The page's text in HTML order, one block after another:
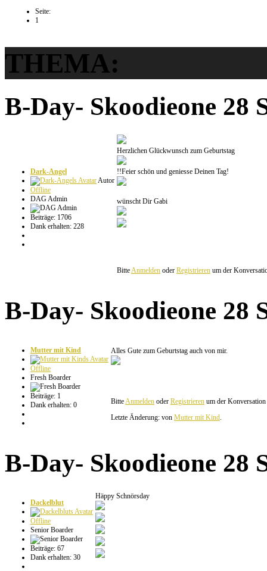
Seite:
1
THEMA:
B-Day- Skoodieone 28
Dark-Angel
Autor
Offline
DAG Admin
Beiträge: 1706
Dank erhalten: 228
Herzlichen Glückwunsch zum Geburtstag
!!Feier schön und geniesse Deinen Tag!
wünscht Dir Gabi
BitteAnmelden oder Registrieren um der
B-Day- Skoodieone 28
Mutter mit Kind
Offline
Fresh Boarder
Beiträge: 1
Dank erhalten: 0
Alles Gute zum Geburtstag auch von mir.
BitteAnmelden oder Registrieren um der Konversation
Letzte Änderung: von Mutter mit Kind.
B-Day- Skoodieone 28
Dackelblut
Offline
Senior Boarder
Beiträge: 67
Dank erhalten: 30
Häppy Schnörsday